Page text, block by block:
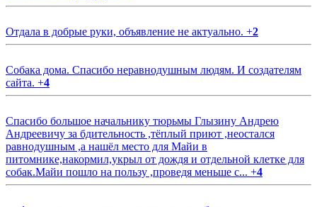
Отдала в добрые руки, объявление не актуально. +2
Собака дома. Спасибо неравнодушным людям. И создателям
сайта. +4
Спасибо большое начальнику тюрьмы Глызину Андрею
Андреевичу за бдительность ,тёплый приют ,неостался
равнодушным ,а нашёл место для Майи в
питомнике,накормил,укрыл от дождя и отдельной клетке для
собак.Майи пошло на пользу ,проведя меньше с... +4